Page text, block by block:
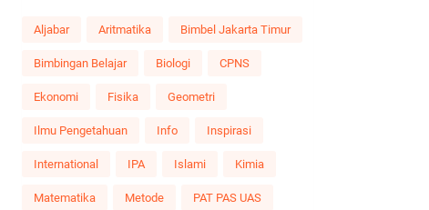
Aljabar Aritmatika Bimbel Jakarta Timur
Bimbingan Belajar Biologi CPNS
Ekonomi Fisika Geometri
Ilmu Pengetahuan Info Inspirasi
International IPA Islami Kimia
Matematika Metode PAT PAS UAS